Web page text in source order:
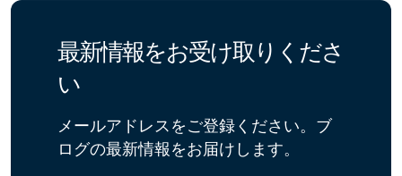
最新情報をお受け取りくださ
い
メールアドレスをご登録ください。ブ
ログの最新情報をお届けします。